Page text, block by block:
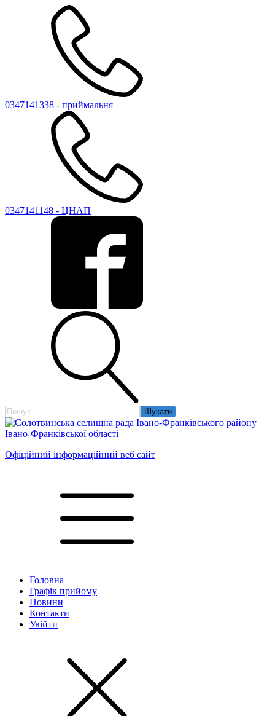
0347141338 - приймальня
0347141148 - ЦНАП
Пошук:
Офіційний інформаційний веб сайт
Головна
Графік прийому
Новини
Контакти
Увійти